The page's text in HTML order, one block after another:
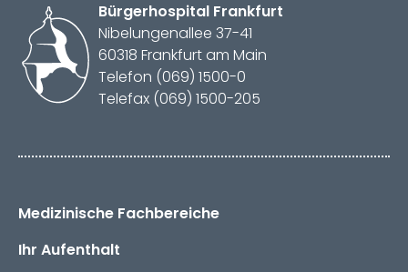
Bürger­hospital Frankfurt
Nibelungenallee 37-41
60318 Frankfurt am Main
Telefon (069) 1500-0
Telefax (069) 1500-205
Medizinische Fachbereiche
Ihr Aufenthalt